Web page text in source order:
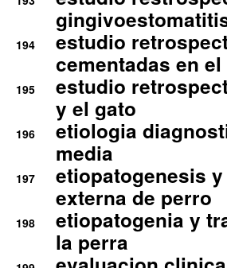
194
estudio
cementadas en
195
estudio
y el gato
196
etiologia
media
197
etiopatogenesis
externa de perro
198
etiopatogenia y
la perra